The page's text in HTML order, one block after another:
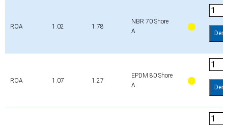
ROA 1.02 1.78
NBR 70 Shore
A
ROA 1.07 1.27
EPDM 80 Shore
A